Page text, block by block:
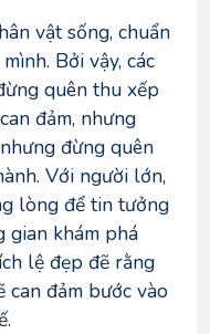
vật sống, chuẩn
Bởi vậy, các
quên thu xếp
đảm, nhưng
đừng quên
Với người lớn,
lòng để tin tưởng
gian khám phá
lệ đẹp đẽ rằng
đảm bước vào